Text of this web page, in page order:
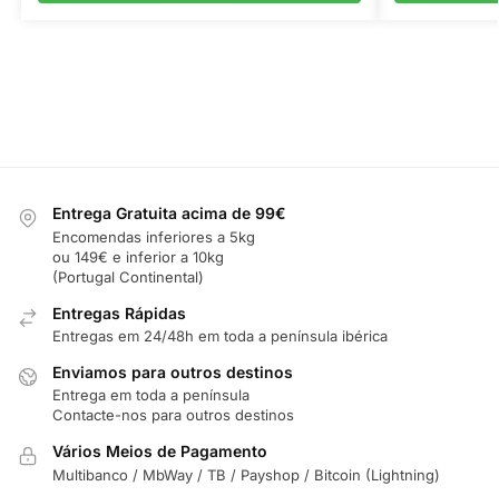
Entrega Gratuita acima de 99€
Encomendas inferiores a 5kg
ou 149€ e inferior a 10kg
(Portugal Continental)
Entregas Rápidas
Entregas em 24/48h em toda a península ibérica
Enviamos para outros destinos
Entrega em toda a península
Contacte-nos para outros destinos
Vários Meios de Pagamento
Multibanco / MbWay / TB / Payshop / Bitcoin (Lightning)